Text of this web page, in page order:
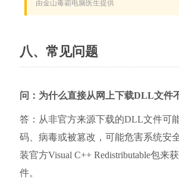
八、常见问题
问：为什么直接从网上下载DLL文件
答：从非官方来源下载的DLL文件可
码、病毒或被篡改，可能危害系统安
装官方Visual C++ Redistributable包来
件。